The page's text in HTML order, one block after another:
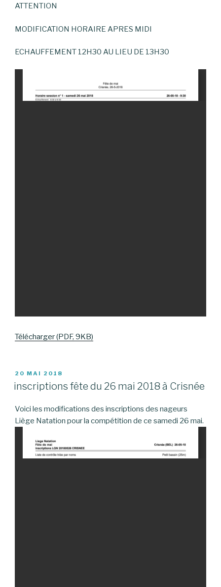
ATTENTION
MODIFICATION HORAIRE APRES MIDI
ECHAUFFEMENT 12H30 AU LIEU DE 13H30
Télécharger (PDF, 9KB)
PUBLIÉ
LE
20 MAI 2018
inscriptions fête du 26 mai 2018 à Crisnée
Voici les modifications des inscriptions des nageurs
Liège Natation pour la compétition de ce samedi 26 mai.